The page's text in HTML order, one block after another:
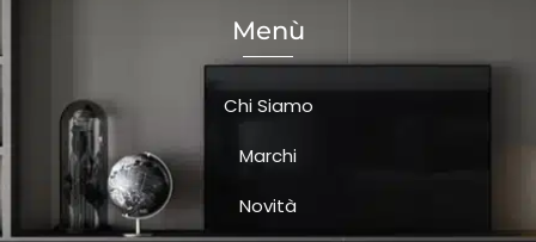
Menù
Chi Siamo
Marchi
Novità